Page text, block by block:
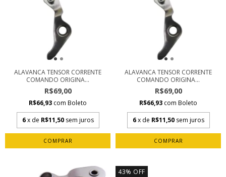
ALAVANCA TENSOR CORRENTE
COMANDO ORIGINA...
R$69,00
R$66,93 com Boleto
6 x de R$11,50 sem juros
ALAVANCA TENSOR CORRENTE
COMANDO ORIGINA...
R$69,00
R$66,93 com Boleto
6 x de R$11,50 sem juros
43% OFF